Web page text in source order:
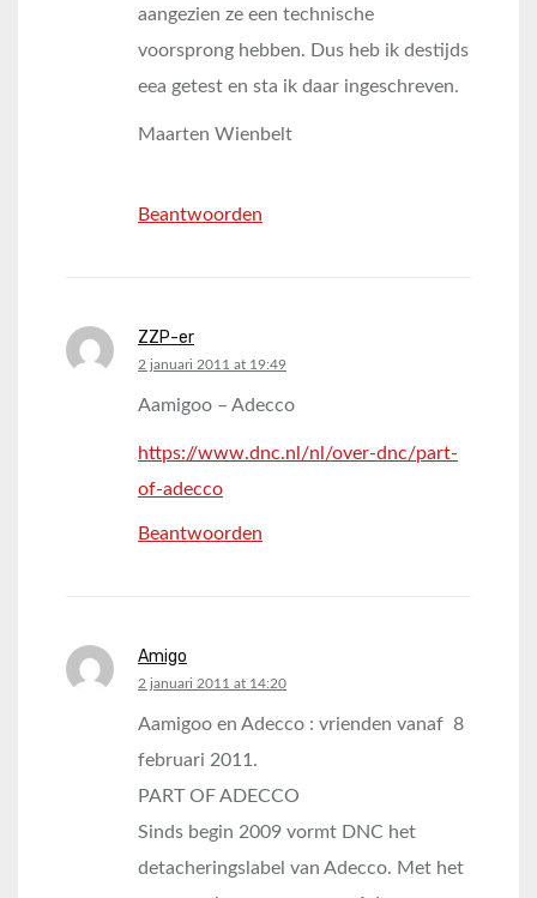
aangezien ze een technische
voorsprong hebben. Dus heb ik destijds
eea getest en sta ik daar ingeschreven.
Maarten Wienbelt
Beantwoorden
ZZP-er
says:
2 januari 2011 at 19:49
Aamigoo – Adecco
https://www.dnc.nl/nl/over-dnc/part-
of-adecco
Beantwoorden
Amigo
says:
2 januari 2011 at 14:20
Aamigoo en Adecco : vrienden vanaf 8
februari 2011.
PART OF ADECCO
Sinds begin 2009 vormt DNC het
detacheringslabel van Adecco. Met het